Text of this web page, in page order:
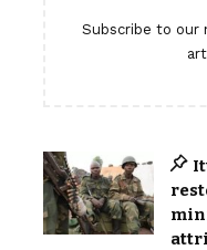
Subscribe to